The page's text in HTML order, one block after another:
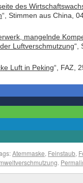
des
“, Stimmen aus China,
mangelnde
Luftverschmutzung“,
Luft in Peking“, FAZ,
Atemmaske, Feinstaub,
.